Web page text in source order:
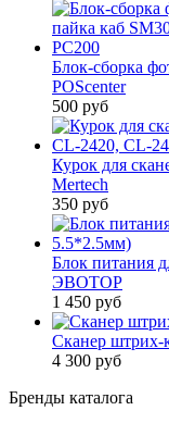
Блок-сборка
POScenter
500 руб
Курок для
Mertech
350 руб
Блок питания
ЭВОТОР
1 450 руб
Сканер штрих-
4 300 руб
Бренды каталога